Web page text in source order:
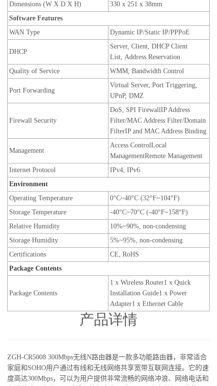
Dimensions (W X D X H)
330 x 251 x 38mm
Software Features
WAN Type
Dynamic IP/Static IP/PPPoE
DHCP
Server, Client, DHCP Client
List, Address Reservation
Quality of Service
WMM, Bandwidth Control
Port Forwarding
Virtual Server, Port Triggering,
UPnP, DMZ
Firewall Security
DoS, SPI FirewallIP Address
Filter/MAC Address Filter/Domain
FilterIP and MAC Address Binding
Management
Access ControlLocal
ManagementRemote Management
Internet Protocol
IPv4, IPv6
Environment
Operating Temperature
0°C~40°C (32°F~104°F)
Storage Temperature
-40°C~70°C (-40°F~158°F)
Relative Humidity
10%~90%, non-condensing
Storage Humidity
5%~95%, non-condensing
Certifications
CE, RoHS
Package Contents
Package Contents
1 x Wireless Router1 x Quick
Installation Guide1 x Power
Adapter1 x Ethernet Cable
产品详情
ZGH-CR5008 300Mbps无线N路由器是一款多功能路由器，非常适合
家庭和SOHO用户通过有线和无线网络共享宽带互联网连接。它的速
度高达300Mbps，可以为用户提供非常流畅的网络冲浪、网络电话和